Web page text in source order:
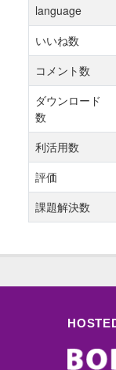
language
いいね数
コメント数
ダウンロード
数
利活用数
評価
課題解決数